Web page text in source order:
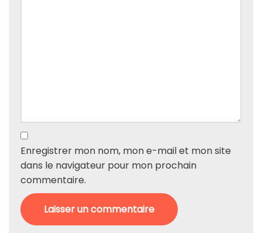
Enregistrer mon nom, mon e-mail et mon site
dans le navigateur pour mon prochain
commentaire.